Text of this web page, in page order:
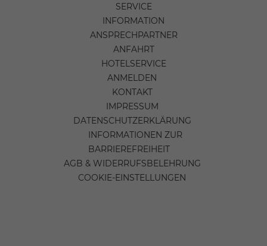
SERVICE
INFORMATION
ANSPRECHPARTNER
ANFAHRT
HOTELSERVICE
ANMELDEN
KONTAKT
IMPRESSUM
DATENSCHUTZERKLÄRUNG
INFORMATIONEN ZUR
BARRIEREFREIHEIT
AGB & WIDERRUFSBELEHRUNG
COOKIE-EINSTELLUNGEN